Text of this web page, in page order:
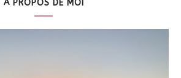
A PROPOS DE MOI